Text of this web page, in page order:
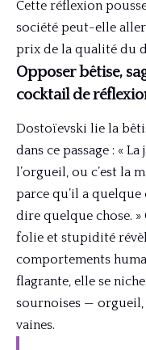
Cette réflexion
société peut-elle
prix de la qualité du
Opposer bêtise,
cocktail de
Dostoïevski lie la
dans ce passage : «
l’orgueil, ou c’est la
parce qu’il a quelque
dire quelque chose. »
folie et stupidité
comportements
flagrante, elle se
sournoises — orgueil,
vaines.